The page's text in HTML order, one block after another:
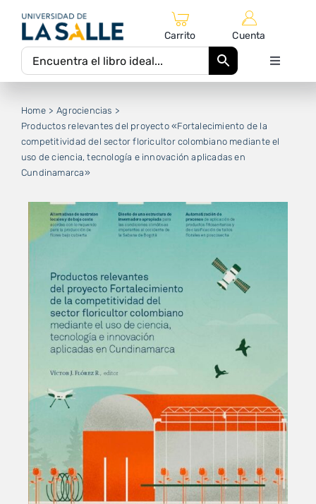
contenido
Carrito Cuenta
Toggle
Catálogo Editorial
Equipo Editorial
Home
Agrociencias
Productos relevantes del proyecto «Fortalecimiento de la
competitividad del sector floricultor colombiano mediante el
uso de ciencia, tecnología e innovación aplicadas en
Cundinamarca»